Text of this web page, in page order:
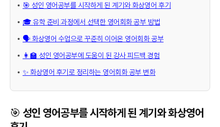
🎯 성인 영어공부를 시작하게 된 계기와 화상영어 후기
🎓 유학 준비 과정에서 선택한 영어회화 공부 방법
🗣️ 화상영어 수업으로 꾸준히 이어온 영어회화 공부
👩‍🏫 성인 영어공부에 도움이 된 강사 피드백 경험
✨ 화상영어 후기로 정리하는 영어회화 공부 변화
🎯 성인 영어공부를 시작하게 된 계기와 화상영어